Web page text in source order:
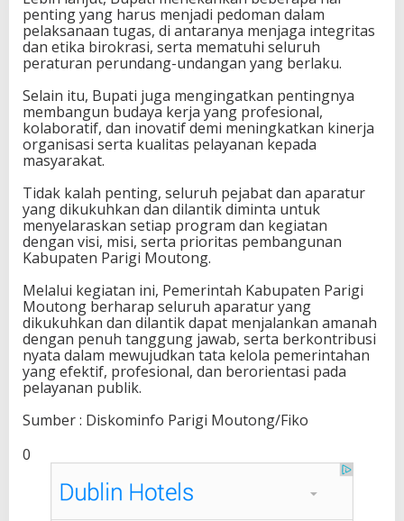
P
u
b
l
i
penting yang harus menjadi pedoman dalam
pelaksanaan tugas, di antaranya menjaga integritas
dan etika birokrasi, serta mematuhi seluruh
peraturan perundang-undangan yang berlaku.
Selain itu, Bupati juga mengingatkan pentingnya
membangun budaya kerja yang profesional,
kolaboratif, dan inovatif demi meningkatkan kinerja
organisasi serta kualitas pelayanan kepada
masyarakat.
Tidak kalah penting, seluruh pejabat dan aparatur
yang dikukuhkan dan dilantik diminta untuk
menyelaraskan setiap program dan kegiatan
dengan visi, misi, serta prioritas pembangunan
Kabupaten Parigi Moutong.
Melalui kegiatan ini, Pemerintah Kabupaten Parigi
Moutong berharap seluruh aparatur yang
dikukuhkan dan dilantik dapat menjalankan amanah
dengan penuh tanggung jawab, serta berkontribusi
nyata dalam mewujudkan tata kelola pemerintahan
yang efektif, profesional, dan berorientasi pada
pelayanan publik.
Sumber : Diskominfo Parigi Moutong/Fiko
0